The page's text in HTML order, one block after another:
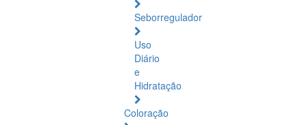
Seborregulador
Uso
Diário
e
Hidratação
Coloração